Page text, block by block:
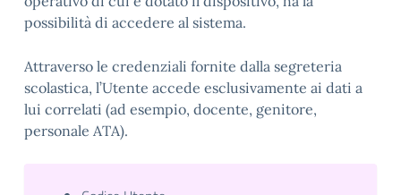
possibilità di accedere al sistema.
Attraverso le credenziali fornite dalla segreteria
scolastica, l’Utente accede esclusivamente ai dati a
lui correlati (ad esempio, docente, genitore,
personale ATA).